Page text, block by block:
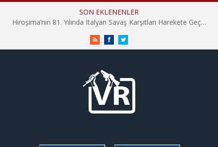
SON EKLENENLER
Hiroşima’nın 81. Yılında İtalyan Savaş Karşıtları Harekete Geçti: “Hatırlamak yeterli değil”
RSS FacebookTwitter